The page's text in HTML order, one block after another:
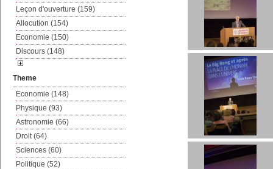
Leçon d'ouverture (159)
Allocution (154)
Economie (150)
Discours (148)
Theme
Economie (148)
Physique (93)
Astronomie (66)
Droit (64)
Sciences (60)
Politique (52)